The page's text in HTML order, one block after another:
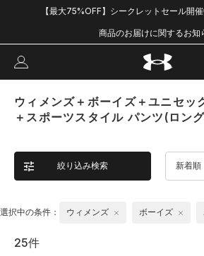
【最大75%OFF】シークレットセール開
商品のお届けに関するお知
ウィメンズ＋ボーイズ＋ユニセッ
＋スポーツスタイル パンツ(ロン
絞り込み検索 新着順
選択中の条件： ウィメンズ ボーイズ
25件